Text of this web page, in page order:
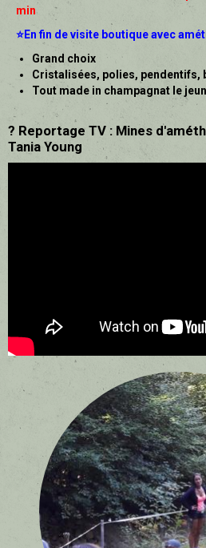
min
⭐En fin de visite boutique avec
Grand choix
Cristalisées, polies, pendentifs,
Tout made in champagnat le
? Reportage TV : Mines
Tania Young